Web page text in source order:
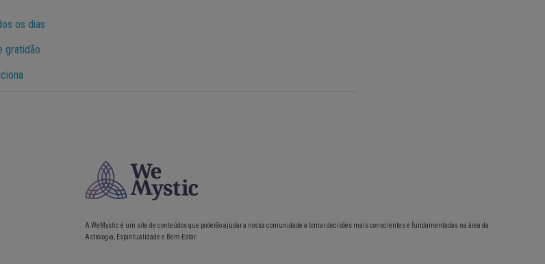
os dias
gratidão
A WeMystic é um site de conteúdos que poderão ajudar a nossa comunidade a tomar decisões mais conscientes e fundamentadas na área da
Astrologia, Espiritualidade e Bem-Estar.